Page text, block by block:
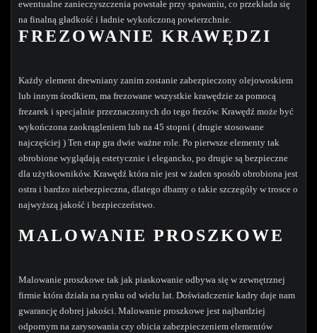
ewentualne zanieczyszczenia powstałe przy spawaniu, co przekłada się
na finalną gładkość i ładnie wykończoną powierzchnie.
FREZOWANIE KRAWĘDZI
Każdy element drewniany zanim zostanie zabezpieczony olejowoskiem
lub innym środkiem, ma frezowane wszystkie krawędzie za pomocą
frezarek i specjalnie przeznaczonych do tego frezów. Krawędź może być
wykończona zaokrągleniem lub na 45 stopni ( drugie stosowane
najczęściej ) Ten etap gra dwie ważne role. Po pierwsze elementy tak
obrobione wyglądają estetycznie i elegancko, po drugie są bezpieczne
dla użytkowników. Krawędź która nie jest w żaden sposób obrobiona jest
ostra i bardzo niebezpieczna, dlatego dbamy o takie szczegóły w trosce o
najwyższą jakość i bezpieczeństwo.
MALOWANIE PROSZKOWE
Malowanie proszkowe tak jak piaskowanie odbywa się w zewnętrznej
firmie która działa na rynku od wielu lat. Doświadczenie kadry daje nam
gwarancję dobrej jakości. Malowanie proszkowe jest najbardziej
odpornym na zarysowania czy obicia zabezpieczeniem elementów